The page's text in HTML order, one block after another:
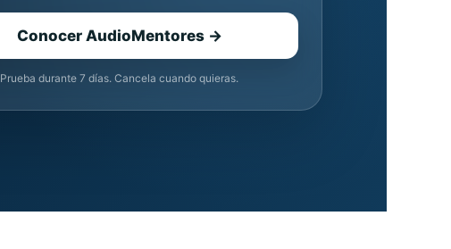
Conocer AudioMentores →
Prueba durante 7 días. Cancela cuando quieras.